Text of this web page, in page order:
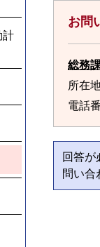
計
お問
総務
所在
電話
回答が
問い合